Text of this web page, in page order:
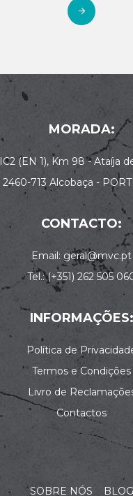
MORADA:
IC2 (EN 1), Km 98 - Ataíja
2460-713 Alcobaça -
CONTACTO:
Email: geral@mvc.pt
Tel.: (+351) 262 505
INFORMAÇÕES:
Política de
Termos e Condições
Livro de
Contactos
SOBRE NÓS BLOG